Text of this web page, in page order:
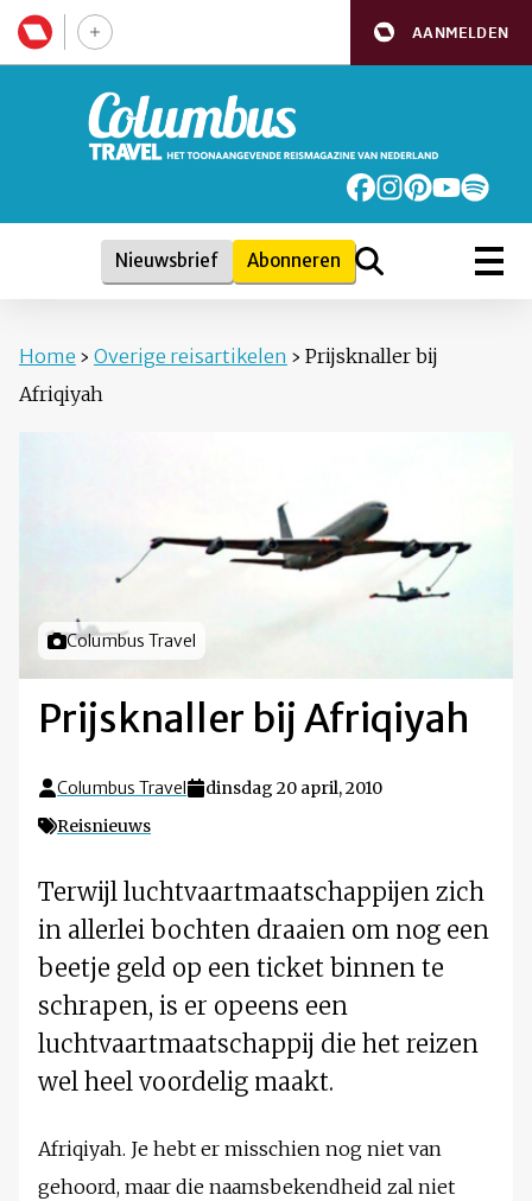
AANMELDEN
Nieuwsbrief Abonneren
Home › Overige reisartikelen › Prijsknaller bij
Afriqiyah
Foto door
Columbus Travel
Prijsknaller bij Afriqiyah
Columbus Travel
dinsdag 20 april, 2010
Reisnieuws
Terwijl luchtvaartmaatschappijen zich
in allerlei bochten draaien om nog een
beetje geld op een ticket binnen te
schrapen, is er opeens een
luchtvaartmaatschappij die het reizen
wel heel voordelig maakt.
Afriqiyah. Je hebt er misschien nog niet van
gehoord, maar die naamsbekendheid zal niet